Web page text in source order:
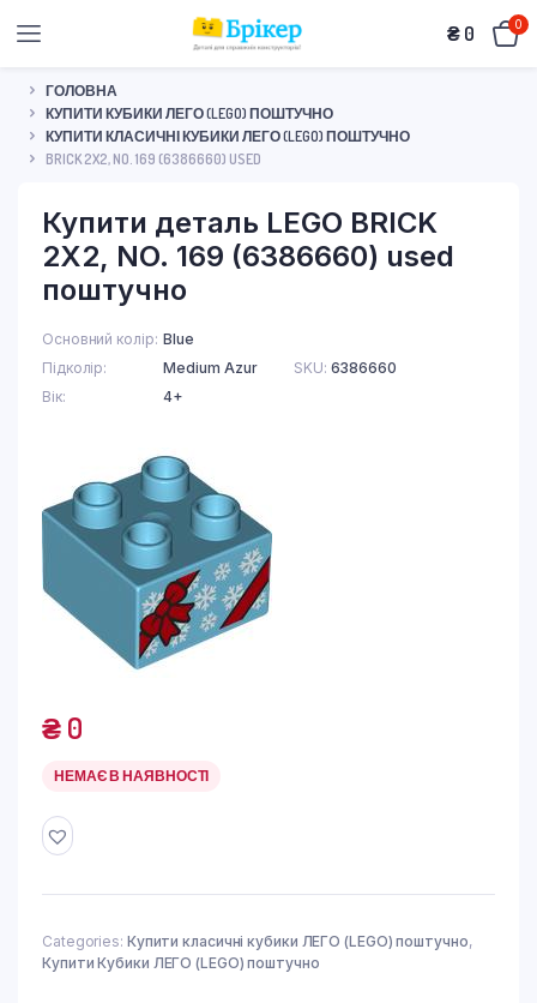
₴ 0 0
ГОЛОВНА
КУПИТИ КУБИКИ ЛЕГО (LEGO) ПОШТУЧНО
КУПИТИ КЛАСИЧНІ КУБИКИ ЛЕГО (LEGO) ПОШТУЧНО
BRICK 2X2, NO. 169 (6386660) USED
Купити деталь LEGO BRICK
2X2, NO. 169 (6386660) used
поштучно
Основний колір Blue
Підколір
Medium Azur
Вік
4+
SKU: 6386660
₴0
НЕМАЄ В НАЯВНОСТІ
Categories: Купити класичні кубики ЛЕГО (LEGO) поштучно,
Купити Кубики ЛЕГО (LEGO) поштучно